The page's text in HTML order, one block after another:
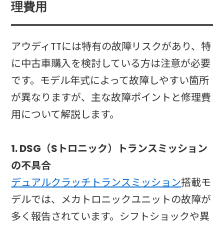
理費用
アウディTTには特有の故障リスクがあり、特
に中古車購入を検討している方は注意が必要
です。モデル年式によって故障しやすい箇所
が異なりますが、主な故障ポイントと修理費
用について解説します。
1. DSG（Sトロニック）トランスミッション
の不具合
デュアルクラッチトランスミッション搭載モ
デルでは、メカトロニックユニットの故障が
多く報告されています。シフトショックや異